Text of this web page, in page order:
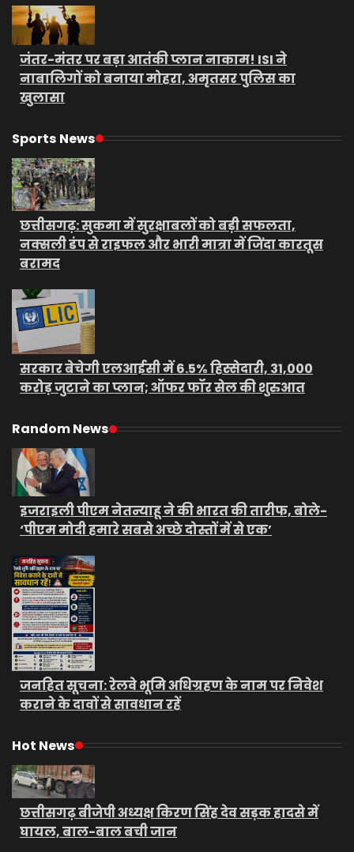
जंतर-मंतर पर बड़ा आतंकी प्लान नाकाम! ISI ने
नाबालिगों को बनाया मोहरा, अमृतसर पुलिस का
खुलासा
Sports News
छत्तीसगढ़: सुकमा में सुरक्षाबलों को बड़ी सफलता,
नक्सली डंप से राइफल और भारी मात्रा में जिंदा कारतूस
बरामद
सरकार बेचेगी एलआईसी में 6.5% हिस्सेदारी, 31,000
करोड़ जुटाने का प्लान; ऑफर फॉर सेल की शुरुआत
Random News
इजराइली पीएम नेतन्याहू ने की भारत की तारीफ, बोले-
‘पीएम मोदी हमारे सबसे अच्छे दोस्तों में से एक’
जनहित सूचना: रेलवे भूमि अधिग्रहण के नाम पर निवेश
कराने के दावों से सावधान रहें
Hot News
छत्तीसगढ़ बीजेपी अध्यक्ष किरण सिंह देव सड़क हादसे में
घायल, बाल-बाल बची जान